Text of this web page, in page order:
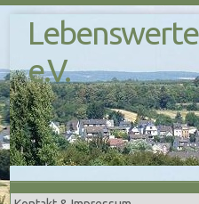
p
t
o
c
o
n
e.V.